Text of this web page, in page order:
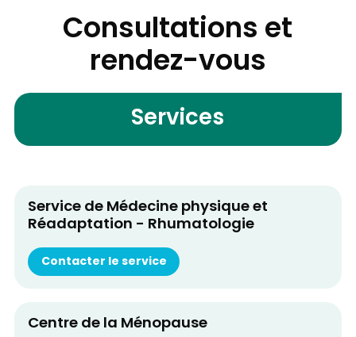
Consultations et
rendez-vous
Services
Service de Médecine physique et
Réadaptation - Rhumatologie
Contacter le service
Centre de la Ménopause